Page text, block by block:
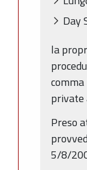
Day
la
private
Preso
5/8/